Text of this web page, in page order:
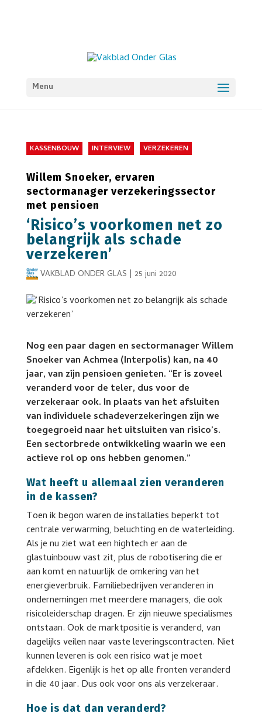
Menu
KASSENBOUW INTERVIEW VERZEKEREN
Willem Snoeker, ervaren
sectormanager verzekeringssector
met pensioen
‘Risico’s voorkomen net zo
belangrijk als schade
verzekeren’
VAKBLAD ONDER GLAS | 25 juni 2020
Nog een paar dagen en sectormanager Willem
Snoeker van Achmea (Interpolis) kan, na 40
jaar, van zijn pensioen genieten. “Er is zoveel
veranderd voor de teler, dus voor de
verzekeraar ook. In plaats van het afsluiten
van individuele schadeverzekeringen zijn we
toegegroeid naar het uitsluiten van risico’s.
Een sectorbrede ontwikkeling waarin we een
actieve rol op ons hebben genomen.”
Wat heeft u allemaal zien veranderen
in de kassen?
Toen ik begon waren de installaties beperkt tot
centrale verwarming, beluchting en de waterleiding.
Als je nu ziet wat een hightech er aan de
glastuinbouw vast zit, plus de robotisering die er
aan komt en natuurlijk de omkering van het
energieverbruik. Familiebedrijven veranderen in
ondernemingen met meerdere managers, die ook
risicoleiderschap dragen. Er zijn nieuwe specialismes
ontstaan. Ook de marktpositie is veranderd, van
dagelijks veilen naar vaste leveringscontracten. Niet
kunnen leveren is ook een risico wat je moet
afdekken. Eigenlijk is het op alle fronten veranderd
in die 40 jaar. Dus ook voor ons als verzekeraar.
Hoe is dat dan veranderd?